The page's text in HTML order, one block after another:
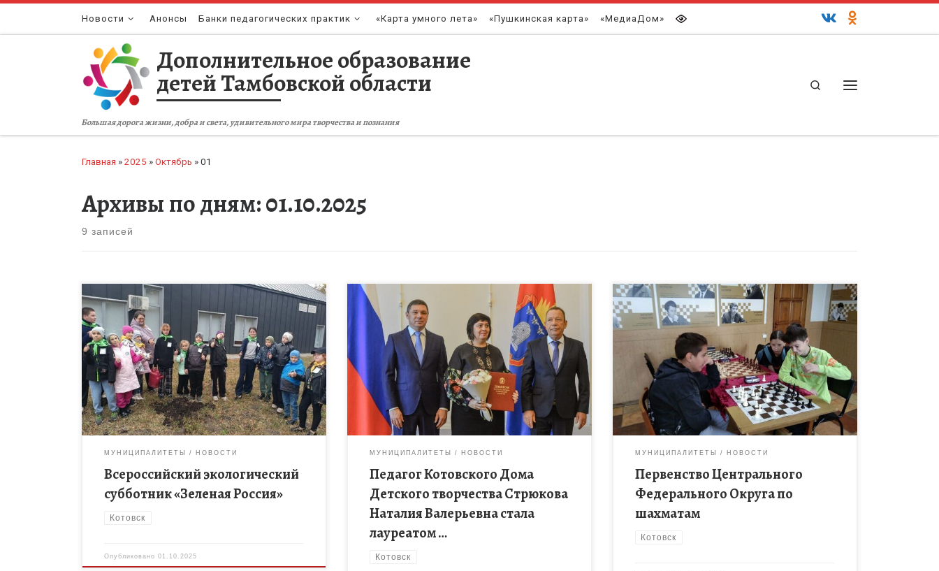
Перейти к содержимому
Новости Анонсы Банки педагогических практик «Карта умного лета» «Пушкинская карта» «МедиаДом»
Дополнительное образование
детей Тамбовской области
Большая дорога жизни, добра и света, удивительного мира творчества и познания
Search
Главная » 2025 » Октябрь » 01
Архивы по дням:01.10.2025
9 записей
Обучающиеся объединений естественнонаучной
направленности присоединились к
Всероссийскому экологическому субботнику
«Зеленая Россия», инициированному
Общероссийским экологическим общественным
движением «Зеленая Россия». Ребята выбрали в
качестве вида работ посадку […]
МУНИЦИПАЛИТЕТЫ НОВОСТИ
Всероссийский экологический
субботник «Зеленая Россия»
Котовск
Опубликовано01.10.2025
В день рождения Тамбовской области в зале
Асеевской усадьбы педагог Котовского Дома
Детского творчества Стрюкова Наталия
Валерьевна стала лауреатом премии Тамбовской
области имени Марии Мордасовой. […]
МУНИЦИПАЛИТЕТЫ НОВОСТИ
Педагог Котовского Дома
Детского творчества Стрюкова
Наталия Валерьевна стала
лауреатом …
Котовск
Все большую популярность приобретают шахматы
в Тамбовской области. С 23 по 26 сентября в
шахматном клубе Тамбова за право участия в
первенстве Центрального Федерального Округа […]
МУНИЦИПАЛИТЕТЫ НОВОСТИ
Первенство Центрального
Федерального Округа по
шахматам
Котовск